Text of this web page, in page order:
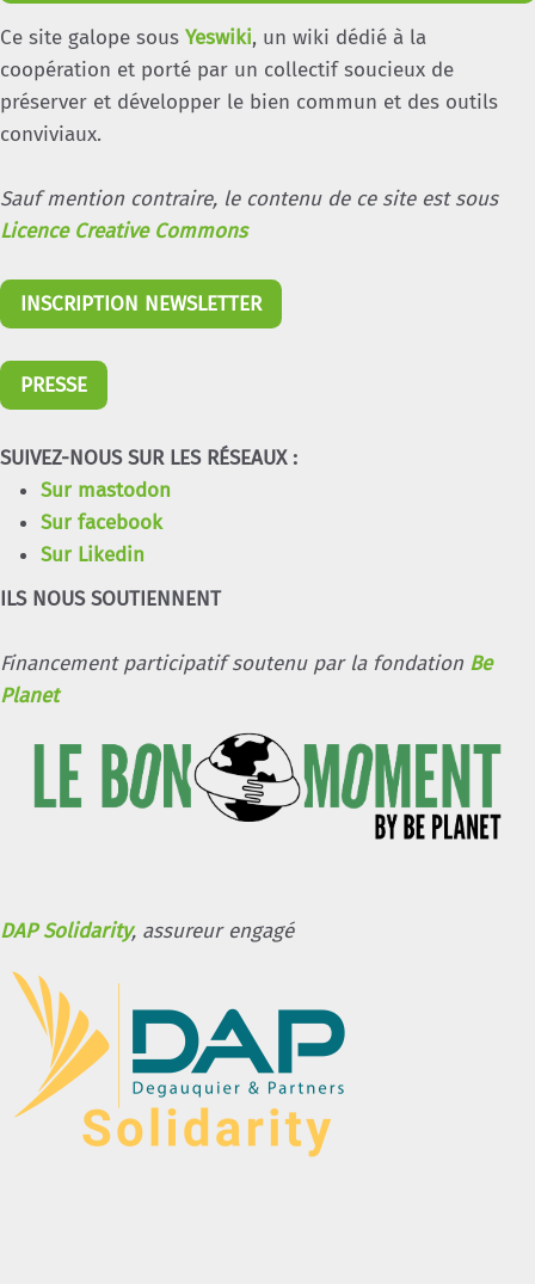
Ce site galope sous Yeswiki, un wiki dédié à la
coopération et porté par un collectif soucieux de
préserver et développer le bien commun et des outils
conviviaux.
Sauf mention contraire, le contenu de ce site est sous
Licence Creative Commons
INSCRIPTION NEWSLETTER
PRESSE
SUIVEZ-NOUS SUR LES RÉSEAUX :
Sur mastodon
Sur facebook
Sur Likedin
ILS NOUS SOUTIENNENT
Financement participatif soutenu par la fondation Be
Planet
DAP Solidarity, assureur engagé